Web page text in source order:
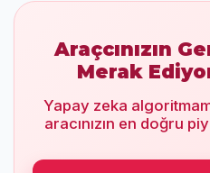
Araçcınızın
Merak
Yapay zeka
aracınızın en doğru